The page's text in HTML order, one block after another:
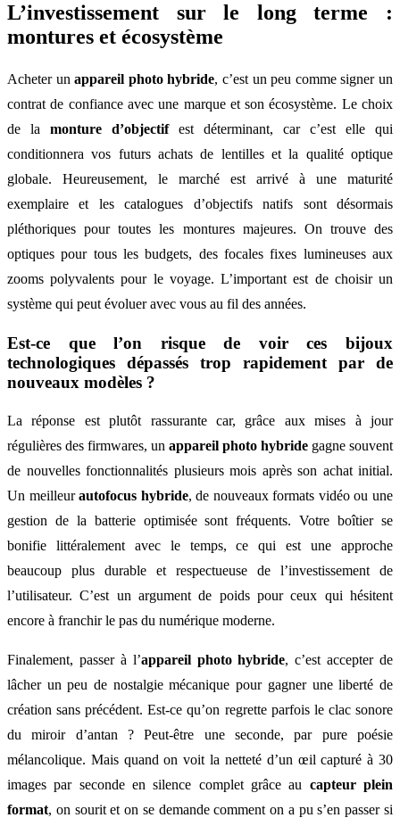
L’investissement sur le long terme :
montures et écosystème
Acheter unappareil photo hybride, c’est un peu comme signer un
contrat de confiance avec une marque et son écosystème. Le choix
de la monture d’objectifest déterminant, car c’est elle qui
conditionnera vos futurs achats de lentilles et la qualité optique
globale. Heureusement, le marché est arrivé à une maturité
exemplaire et les catalogues d’objectifs natifs sont désormais
pléthoriques pour toutes les montures majeures. On trouve des
optiques pour tous les budgets, des focales fixes lumineuses aux
zooms polyvalents pour le voyage. L’important est de choisir un
système qui peut évoluer avec vous au fil des années.
Est-ce que l’on risque de voir ces bijoux
technologiques dépassés trop rapidement par de
nouveaux modèles ?
La réponse est plutôt rassurante car, grâce aux mises à jour
régulières des firmwares, un appareil photo hybride gagne souvent
de nouvelles fonctionnalités plusieurs mois après son achat initial.
Un meilleurautofocus hybride, de nouveaux formats vidéo ou une
gestion de la batterie optimisée sont fréquents. Votre boîtier se
bonifie littéralement avec le temps, ce qui est une approche
beaucoup plus durable et respectueuse de l’investissement de
l’utilisateur. C’est un argument de poids pour ceux qui hésitent
encore à franchir le pas du numérique moderne.
Finalement, passer à l’appareil photo hybride, c’est accepter de
lâcher un peu de nostalgie mécanique pour gagner une liberté de
création sans précédent. Est-ce qu’on regrette parfois le clac sonore
du miroir d’antan ? Peut-être une seconde, par pure poésie
mélancolique. Mais quand on voit la netteté d’un œil capturé à 30
images par seconde en silence complet grâce au capteur plein
format, on sourit et on se demande comment on a pu s’en passer si